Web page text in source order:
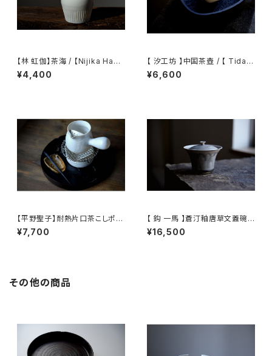
【林 虹伽】茶海 / 【Nijika Haya
shi 】tea pitcher
¥4,400
【 汐工坊 】中国茶壺 / 【 Tidal
Atelier 】Chinese teapot
¥6,600
【平野聖子】耐熱片口茶こしポッ
ト / 【Masako Hirano】Heat-r
esistant spout tea strainer
¥7,700
【 鈎 一馬 】蒼汀釉唐草文蓋碗 /
【 kazuma magari 】Gaiwan
¥16,500
その他の商品